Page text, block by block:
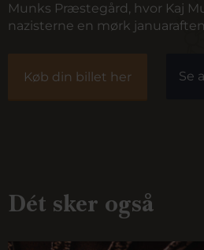
Munks Præstegård, hvor Kaj
nazisterne en mørk
Køb din billet her Se
Dét sker også